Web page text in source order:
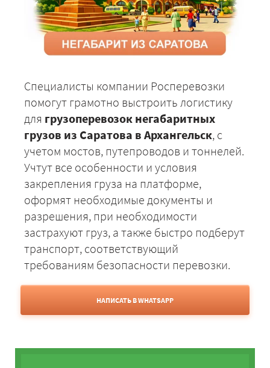
Специалисты компании Росперевозки
помогут грамотно выстроить логистику
для грузоперевозок негабаритных
грузов из Саратова в Архангельск, с
учетом мостов, путепроводов и тоннелей.
Учтут все особенности и условия
закрепления груза на платформе,
оформят необходимые документы и
разрешения, при необходимости
застрахуют груз, а также быстро подберут
транспорт, соответствующий
требованиям безопасности перевозки.
НАПИСАТЬ В WHATSAPP